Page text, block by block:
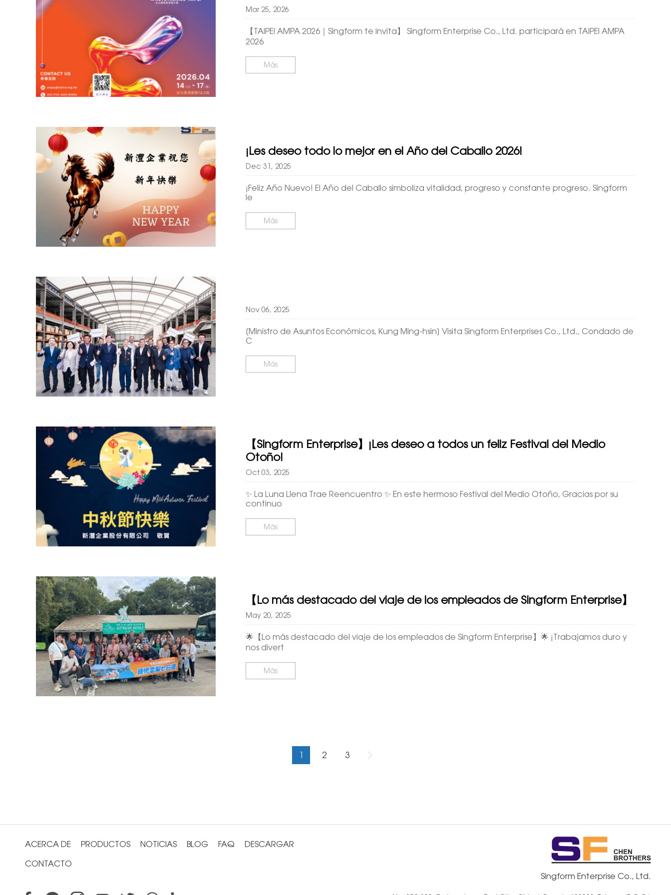
Mar 25, 2026
【TAIPEI AMPA 2026｜Singform te invita】 Singform Enterprise Co., Ltd. participará en TAIPEI AMPA
2026
Más
¡Les deseo todo lo mejor en el Año del Caballo 2026!
Dec 31, 2025
¡Feliz Año Nuevo! El Año del Caballo simboliza vitalidad, progreso y constante progreso. Singform
le
Más
Nov 06, 2025
[Ministro de Asuntos Económicos, Kung Ming-hsin] Visita Singform Enterprises Co., Ltd., Condado de
C
Más
【Singform Enterprise】¡Les deseo a todos un feliz Festival del Medio
Otoño!
Oct 03, 2025
✨ La Luna Llena Trae Reencuentro ✨ En este hermoso Festival del Medio Otoño, Gracias por su
continuo
Más
【Lo más destacado del viaje de los empleados de Singform Enterprise】
May 20, 2025
🌟【Lo más destacado del viaje de los empleados de Singform Enterprise】🌟 ¡Trabajamos duro y
nos divert
Más
1 2 3
ACERCA DE PRODUCTOS NOTICIAS BLOG FAQ DESCARGAR
CONTACTO
Singform Enterprise Co., Ltd.